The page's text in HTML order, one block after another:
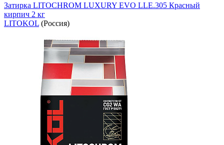
Затирка LITOCHROM LUXURY EVO LLE.305 Красный
кирпич 2 кг
LITOKOL (Россия)